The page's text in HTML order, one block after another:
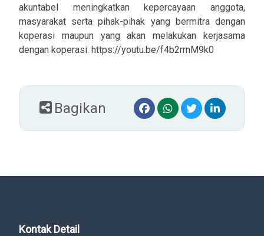
akuntabel meningkatkan kepercayaan anggota,
masyarakat serta pihak-pihak yang bermitra dengan
koperasi maupun yang akan melakukan kerjasama
dengan koperasi. https://youtu.be/f4b2rrnM9k0
Bagikan
Kontak Detail